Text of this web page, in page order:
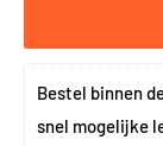
Bestel binnen
snel mogelijke